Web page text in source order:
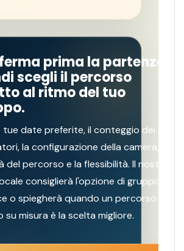
prima la partenza,
scegli il percorso
al ritmo del tuo
tue date preferite, il conteggio dei
la configurazione della camera, le
del percorso e la flessibilità. Il nostro
consiglierà l'opzione di gruppo più
o spiegherà quando un percorso
su misura è la scelta migliore.